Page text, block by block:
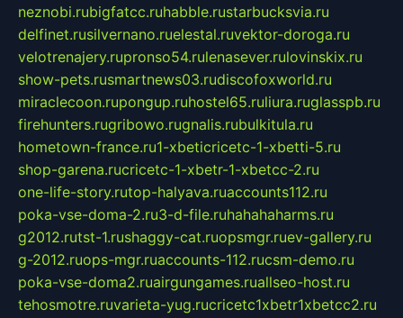
neznobi.rubigfatcc.ruhabble.rustarbucksvia.ru
delfinet.rusilvernano.ruelestal.ruvektor-doroga.ru
velotrenajery.rupronso54.rulenasever.rulovinskix.ru
show-pets.rusmartnews03.rudiscofoxworld.ru
miraclecoon.rupongup.ruhostel65.ruliura.ruglasspb.ru
firehunters.rugribowo.rugnalis.rubulkitula.ru
hometown-france.ru1-xbeticricetc-1-xbetti-5.ru
shop-garena.rucricetc-1-xbetr-1-xbetcc-2.ru
one-life-story.rutop-halyava.ruaccounts112.ru
poka-vse-doma-2.ru3-d-file.ruhahahaharms.ru
g2012.rutst-1.rushaggy-cat.ruopsmgr.ruev-gallery.ru
g-2012.ruops-mgr.ruaccounts-112.rucsm-demo.ru
poka-vse-doma2.ruairgungames.ruallseo-host.ru
tehosmotre.ruvarieta-yug.rucricetc1xbetr1xbetcc2.ru